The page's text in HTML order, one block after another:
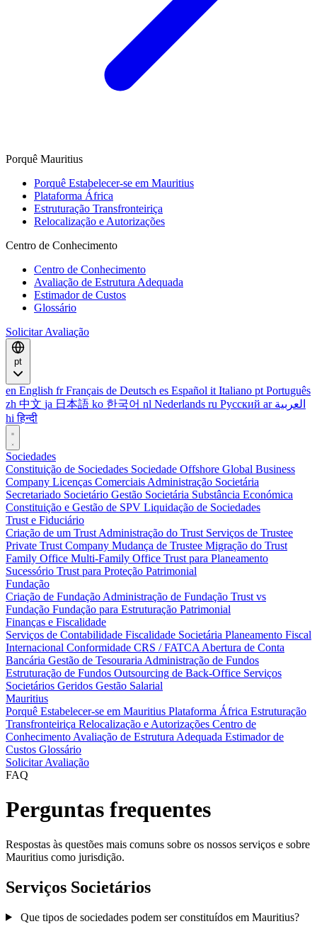
Porquê Mauritius
Porquê Estabelecer-se em Mauritius
Plataforma África
Estruturação Transfronteiriça
Relocalização e Autorizações
Centro de Conhecimento
Centro de Conhecimento
Avaliação de Estrutura Adequada
Estimador de Custos
Glossário
Solicitar Avaliação
pt
en English fr Français de Deutsch es Español it Italiano pt Português
zh 中文 ja 日本語 ko 한국어 nl Nederlands ru Русский ar العربية
hi हिन्दी
Sociedades
Constituição de Sociedades Sociedade Offshore Global Business
Company Licenças Comerciais Administração Societária
Secretariado Societário Gestão Societária Substância Económica
Constituição e Gestão de SPV Liquidação de Sociedades
Trust e Fiduciário
Criação de um Trust Administração do Trust Serviços de Trustee
Private Trust Company Mudança de Trustee Migração do Trust
Family Office Multi-Family Office Trust para Planeamento
Sucessório Trust para Proteção Patrimonial
Fundação
Criação de Fundação Administração de Fundação Trust vs
Fundação Fundação para Estruturação Patrimonial
Finanças e Fiscalidade
Serviços de Contabilidade Fiscalidade Societária Planeamento Fiscal
Internacional Conformidade CRS / FATCA Abertura de Conta
Bancária Gestão de Tesouraria Administração de Fundos
Estruturação de Fundos Outsourcing de Back-Office Serviços
Societários Geridos Gestão Salarial
Mauritius
Porquê Estabelecer-se em Mauritius Plataforma África Estruturação
Transfronteiriça Relocalização e Autorizações Centro de
Conhecimento Avaliação de Estrutura Adequada Estimador de
Custos Glossário
Solicitar Avaliação
FAQ
Perguntas frequentes
Respostas às questões mais comuns sobre os nossos serviços e sobre
Mauritius como jurisdição.
Serviços Societários
Que tipos de sociedades podem ser constituídos em Mauritius?